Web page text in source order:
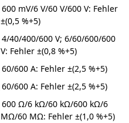
600 mV/6 V/60 V/600 V: Fehler
±(0,5 %+5)
4/40/400/600 V; 6/60/600/600
V: Fehler ±(0,8 %+5)
60/600 А: Fehler ±(2,5 %+5)
60/600 А: Fehler ±(2,5 %+5)
600 Ω/6 kΩ/60 kΩ/600 kΩ/6
MΩ/60 MΩ: Fehler ±(1,0 %+5)